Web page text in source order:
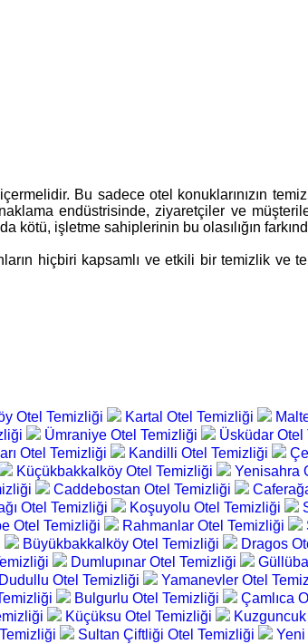
Bu sadece otel konuklarınızın temiz
endüstrisinde, ziyaretçiler ve
işletme sahiplerinin bu olasılığın
hiçbiri kapsamlı ve etkili bir temizlik ve
Otel Temizliği Kartal Otel Temizliği
Ümraniye Otel Temizliği Üsküdar Otel
Otel Temizliği Kandilli Otel Temizliği
Küçükbakkalköy Otel Temizliği Yenisahra
Caddebostan Otel Temizliği
Otel Temizliği Koşuyolu Otel Temizliği
Otel Temizliği Rahmanlar Otel Temizliği
Büyükbakkalköy Otel Temizliği Dragos
Dumlupınar Otel Temizliği
Dudullu Otel Temizliği Yamanevler Otel
Bulgurlu Otel Temizliği Çamlıca
Küçüksu Otel Temizliği
Sultan Çiftliği Otel Temizliği
Yeni